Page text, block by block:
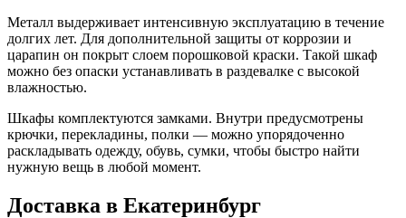
Металл выдерживает интенсивную эксплуатацию в течение
долгих лет. Для дополнительной защиты от коррозии и
царапин он покрыт слоем порошковой краски. Такой шкаф
можно без опаски устанавливать в раздевалке с высокой
влажностью.
Шкафы комплектуются замками. Внутри предусмотрены
крючки, перекладины, полки — можно упорядоченно
раскладывать одежду, обувь, сумки, чтобы быстро найти
нужную вещь в любой момент.
Доставка в Екатеринбург